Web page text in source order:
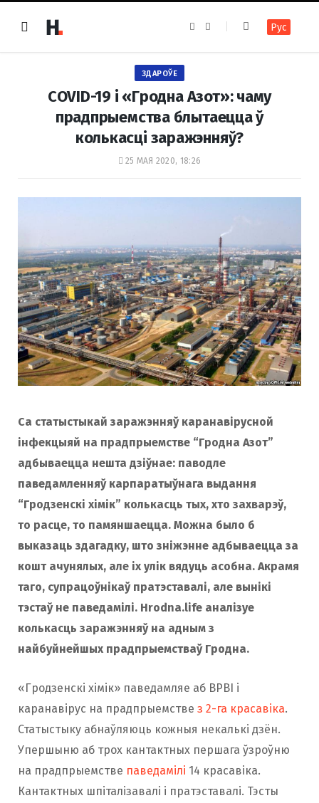
e
k
t
a
m
Рус
ЗДАРОЎЕ
COVID-19 і «Гродна Азот»: чаму
прадпрыемства блытаецца ў
колькасці заражэнняў?
25 МАЯ 2020, 18:26
Са статыстыкай заражэнняў каранавірусной
інфекцыяй на прадпрыемстве “Гродна Азот”
адбываецца нешта дзіўнае: паводле
паведамленняў карпаратыўнага выдання
“Гродзенскі хімік” колькасць тых, хто захварэў,
то расце, то памяншаецца. Можна было б
выказаць здагадку, што зніжэнне адбываецца за
кошт ачунялых, але іх улік вядуць асобна. Акрамя
таго, супрацоўнікаў пратэставалі, але вынікі
тэстаў не паведамілі. Hrodna.life аналізуе
колькасць заражэнняў на адным з
найбуйнейшых прадпрыемстваў Гродна.
«Гродзенскі хімік» паведамляе аб ВРВІ і
каранавірус на прадпрыемстве з 2-га красавіка.
Статыстыку абнаўляюць кожныя некалькі дзён.
Упершыню аб трох кантактных першага ўзроўню
на прадпрыемстве паведамілі 14 красавіка.
Кантактных шпіталізавалі і пратэставалі. Тэсты